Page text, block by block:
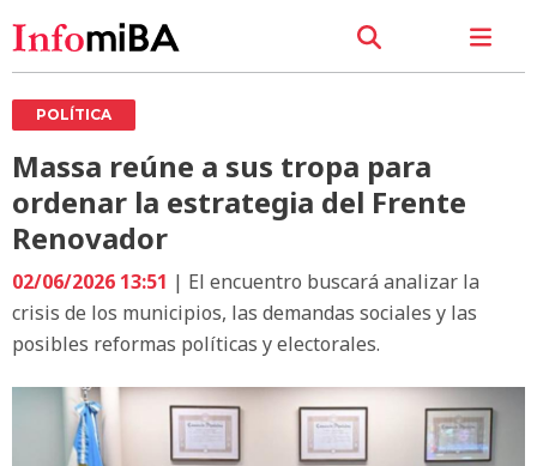
POLÍTICA
Massa reúne a sus tropa para
ordenar la estrategia del Frente
Renovador
02/06/2026 13:51 | El encuentro buscará analizar la
crisis de los municipios, las demandas sociales y las
posibles reformas políticas y electorales.